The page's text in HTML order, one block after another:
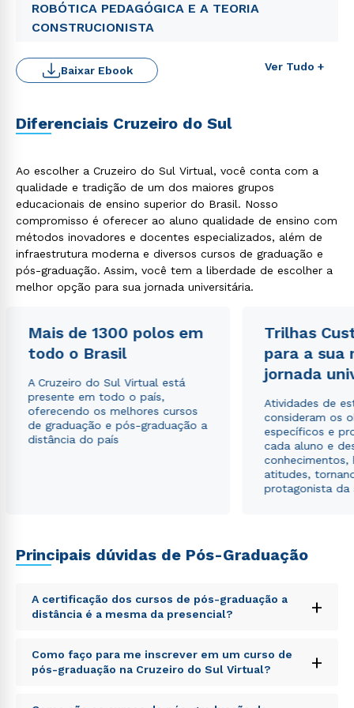
ROBÓTICA PEDAGÓGICA E A TEORIA
CONSTRUCIONISTA
Ver Tudo +
Baixar Ebook
Diferenciais Cruzeiro do Sul
Ao escolher a Cruzeiro do Sul Virtual, você conta com a
qualidade e tradição de um dos maiores grupos
educacionais de ensino superior do Brasil. Nosso
compromisso é oferecer ao aluno qualidade de ensino com
métodos inovadores e docentes especializados, além de
infraestrutura moderna e diversos cursos de graduação e
pós-graduação. Assim, você tem a liberdade de escolher a
melhor opção para sua jornada universitária.
Mais de 1300 polos em
todo o Brasil
A Cruzeiro do Sul Virtual está
presente em todo o país,
oferecendo os melhores cursos
de graduação e pós-graduação a
distância do país
Trilhas
para a sua
jornada
Atividades de
consideram os
específicos e
cada aluno e
conhecimentos,
atitudes,
protagonista da
Principais dúvidas de Pós-Graduação
A certificação dos cursos de pós-graduação a
distância é a mesma da presencial?
+
Sed ut perspiciatis unde omnis iste natus error sit
voluptatem accusantium doloremque laudantium,
totam rem aperiam, eaque ipsa quae ab illo inventore
Como faço para me inscrever em um curso de
pós-graduação na Cruzeiro do Sul Virtual?
+
Sed ut perspiciatis unde omnis iste natus error sit
Rápido e fácil
WhatsApp
ou
Estou de acordo com a Política de Privacidade.e
autorizo que meus dados sejam utilizados para o
envio de conteúdos da Cruzeiro do Sul.